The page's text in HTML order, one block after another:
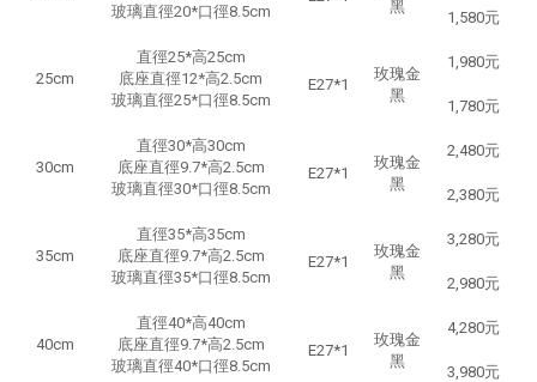
玻璃直徑20*口徑8.5cm
黑
1,580元
25cm
直徑25*高25cm
底座直徑12*高2.5cm
玻璃直徑25*口徑8.5cm
E27*1
玫瑰金
黑
1,980元
1,780元
30cm
直徑30*高30cm
底座直徑9.7*高2.5cm
玻璃直徑30*口徑8.5cm
E27*1
玫瑰金
黑
2,480元
2,380元
35cm
直徑35*高35cm
底座直徑9.7*高2.5cm
玻璃直徑35*口徑8.5cm
E27*1
玫瑰金
黑
3,280元
2,980元
40cm
直徑40*高40cm
底座直徑9.7*高2.5cm
玻璃直徑40*口徑8.5cm
E27*1
玫瑰金
黑
4,280元
3,980元